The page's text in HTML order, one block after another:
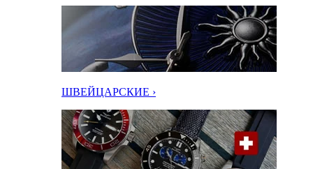
ШВЕЙЦАРСКИЕ ›